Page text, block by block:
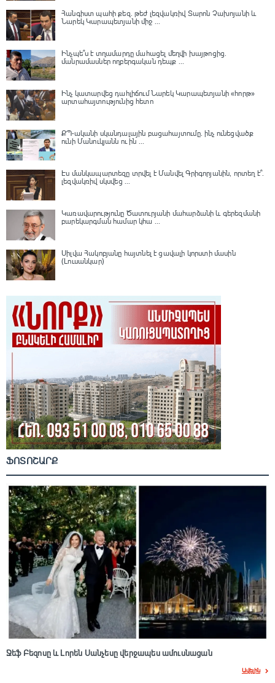
Հանգիստ պահի քեզ. թեժ լեզվակռիվ Տարոն Չախոյանի և
Նարեկ Կարապետյանի միջ ...
Ինչպե՞ս է տղամարդը մահացել մեղվի խայթոցից.
մանրամասներ ողբերգական դեպք ...
Ինչ կատարվեց դահլիճում Նարեկ Կարապետյանի «հորթ»
արտահայտությունից հետո
ՔՊ-ականի սկանդալային բացահայտումը․ ինչ ունեցվածք
ունի Մանուկյանն ու ին ...
Էս մանկապարտեզը տրվել է Մանվել Գրիգորյանին, որտեղ է՞․
լեզվակռիվ սկսվեց ...
Կառավարությունը Ծատուրյանի մահարձանի և գերեզմանի
բարեկարգման համար կհա ...
Սիլվա Հակոբյանը հայտնել է ցավալի կորստի մասին
(Լուսանկար)
ՖՈՏՈՇԱՐՔ
Ջեֆ Բեզոսը և Լորեն Սանչեսը վերջապես ամուսնացան
Ավելին